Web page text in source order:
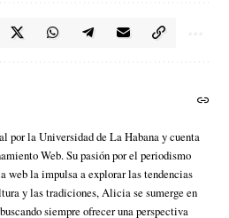
por la Universidad de La Habana y cuenta
Web. Su pasión por el periodismo
la impulsa a explorar las tendencias
y las tradiciones, Alicia se sumerge en
siempre ofrecer una perspectiva